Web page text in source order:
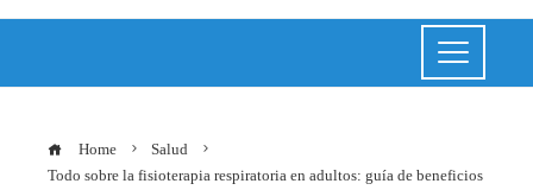
Home
Salud
Todo sobre la fisioterapia respiratoria en adultos: guía de beneficios